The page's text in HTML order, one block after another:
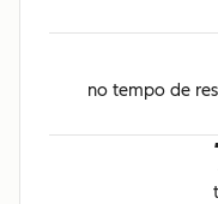
no tempo de